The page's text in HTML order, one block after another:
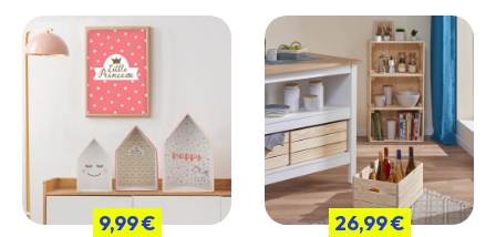
9,99 € 26,99 €